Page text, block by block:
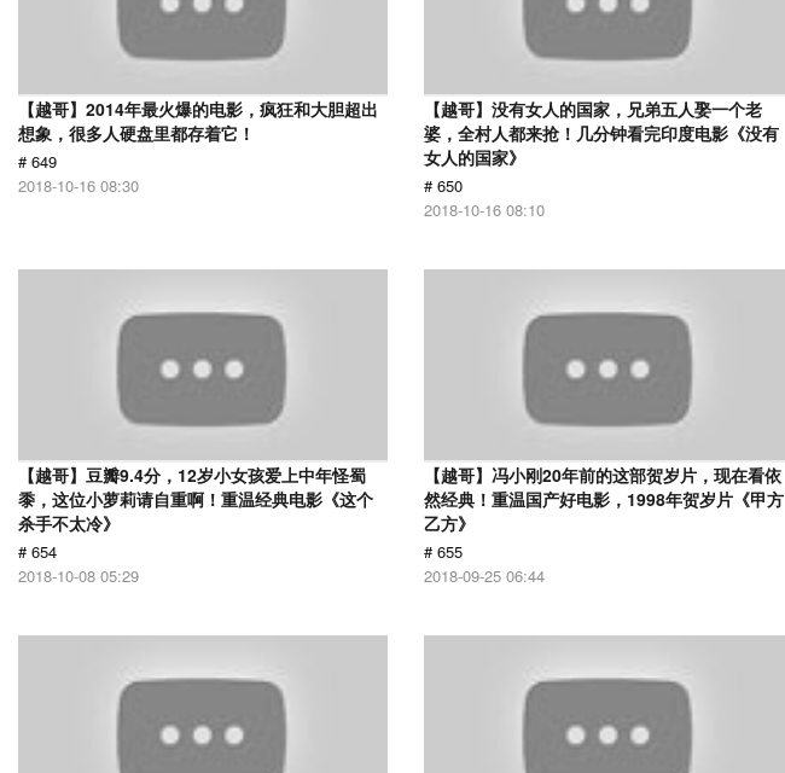
【越哥】2014年最火爆的电影，疯狂和大胆超出
想象，很多人硬盘里都存着它！
# 649
2018-10-16 08:30
【越哥】没有女人的国家，兄弟五人娶一个老
婆，全村人都来抢！几分钟看完印度电影《没有
女人的国家》
# 650
2018-10-16 08:10
【越哥】豆瓣9.4分，12岁小女孩爱上中年怪蜀
黍，这位小萝莉请自重啊！重温经典电影《这个
杀手不太冷》
# 654
2018-10-08 05:29
【越哥】冯小刚20年前的这部贺岁片，现在看依
然经典！重温国产好电影，1998年贺岁片《甲方
乙方》
# 655
2018-09-25 06:44